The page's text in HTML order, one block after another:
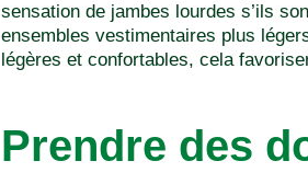
sensation de jambes lourdes s’ils
ensembles vestimentaires plus
légères et confortables, cela
Prendre des